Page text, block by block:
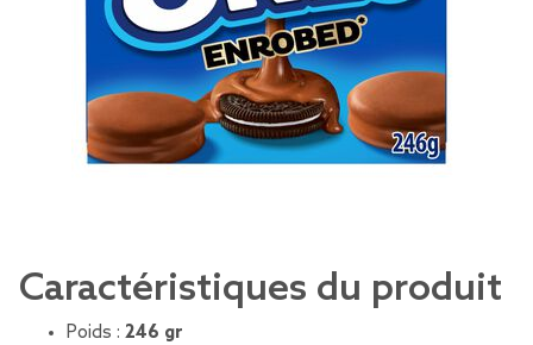
Caractéristiques du produit
Poids : 246 gr